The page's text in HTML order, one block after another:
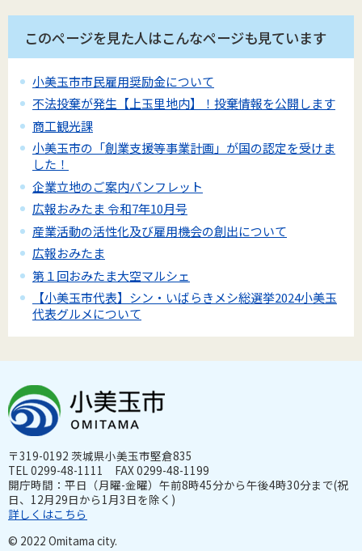
このページを見た人はこんなページも見ています
小美玉市市民雇用奨励金について
不法投棄が発生【上玉里地内】！投棄情報を公開します
商工観光課
小美玉市の「創業支援等事業計画」が国の認定を受けま
した！
企業立地のご案内パンフレット
広報おみたま 令和7年10月号
産業活動の活性化及び雇用機会の創出について
広報おみたま
第１回おみたま大空マルシェ
【小美玉市代表】シン・いばらきメシ総選挙2024小美玉
代表グルメについて
〒319-0192 茨城県小美玉市堅倉835
TEL 0299-48-1111 FAX 0299-48-1199
開庁時間：平日（月曜-金曜）午前8時45分から午後4時30分まで(祝
日、12月29日から1月3日を除く)
詳しくはこちら
© 2022 Omitama city.